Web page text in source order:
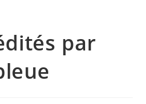
par